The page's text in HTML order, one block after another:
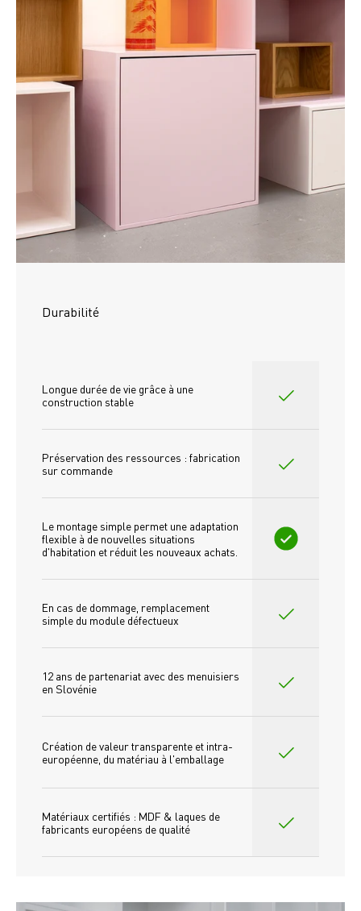
Durabilité
Longue durée de vie grâce à une
construction stable
Préservation des ressources : fabrication
sur commande
Le montage simple permet une adaptation
flexible à de nouvelles situations
d'habitation et réduit les nouveaux achats.
En cas de dommage, remplacement
simple du module défectueux
12 ans de partenariat avec des menuisiers
en Slovénie
Création de valeur transparente et intra-
européenne, du matériau à l'emballage
Matériaux certifiés : MDF & laques de
fabricants européens de qualité